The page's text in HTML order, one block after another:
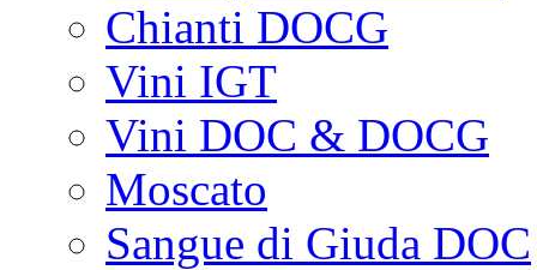
Chianti DOCG
Vini IGT
Vini DOC & DOCG
Moscato
Sangue di Giuda DOC